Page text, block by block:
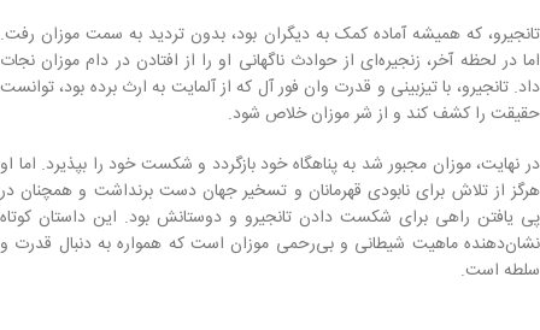
تانجیرو، که همیشه آماده کمک به دیگران بود، بدون تردید به سمت موزان رفت.
اما در لحظه آخر، زنجیره‌ای از حوادث ناگهانی او را از افتادن در دام موزان نجات
داد. تانجیرو، با تیزبینی و قدرت وان فور آل که از آلمایت به ارث برده بود، توانست
حقیقت را کشف کند و از شر موزان خلاص شود.
در نهایت، موزان مجبور شد به پناهگاه خود بازگردد و شکست خود را بپذیرد. اما او
هرگز از تلاش برای نابودی قهرمانان و تسخیر جهان دست برنداشت و همچنان در
پی یافتن راهی برای شکست دادن تانجیرو و دوستانش بود. این داستان کوتاه
نشان‌دهنده ماهیت شیطانی و بی‌رحمی موزان است که همواره به دنبال قدرت و
سلطه است.